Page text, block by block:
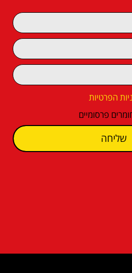
הפרטיות
פרסומיים
שליחה